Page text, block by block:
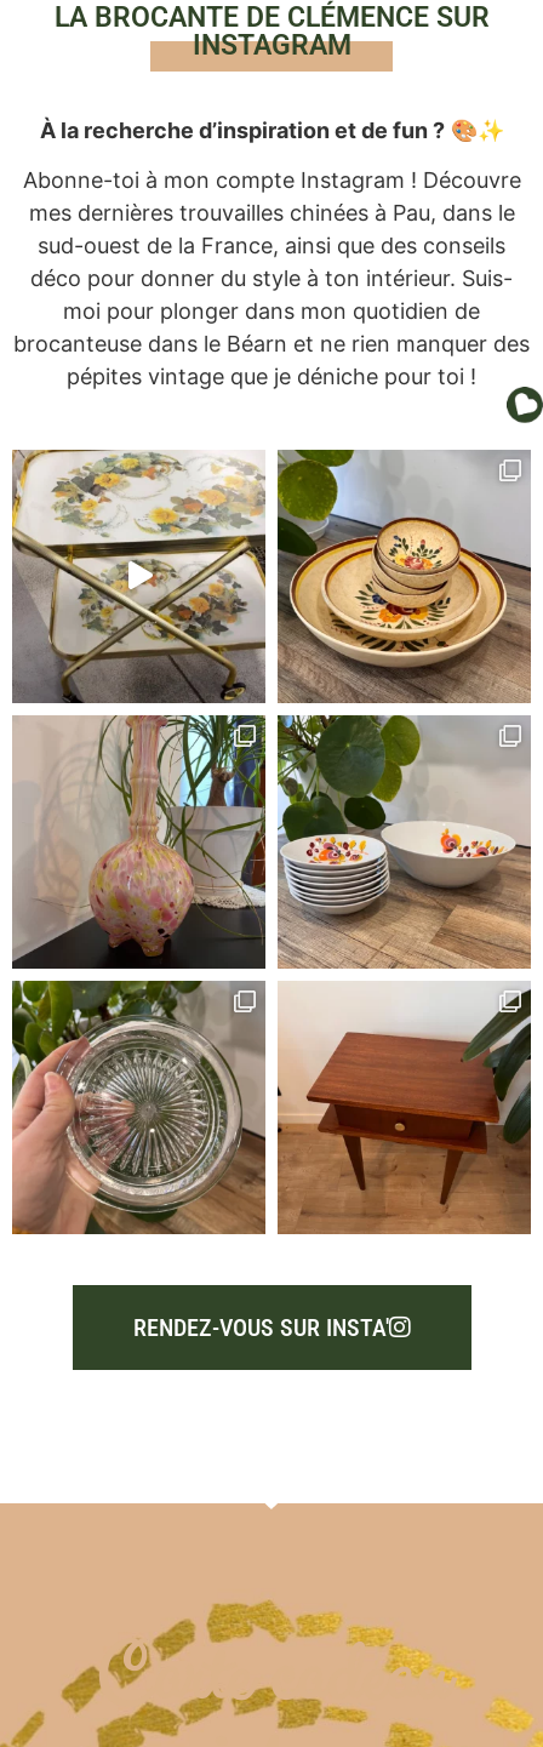
LA BROCANTE DE CLÉMENCE SUR
INSTAGRAM
À la recherche d’inspiration et de fun ?🎨✨
Abonne-toi à mon compte Instagram ! Découvre
mes dernières trouvailles chinées à Pau, dans le
sud-ouest de la France, ainsi que des conseils
déco pour donner du style à ton intérieur. Suis-
moi pour plonger dans mon quotidien de
brocanteuse dans le Béarn et ne rien manquer des
pépites vintage que je déniche pour toi !
RENDEZ-VOUS SUR INSTA'
Carte cadeau